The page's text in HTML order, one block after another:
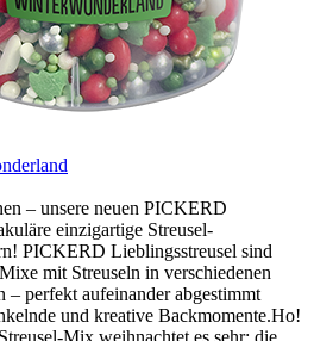
– unsere neuen PICKERD
einzigartige Streusel-
PICKERD Lieblingsstreusel sind
mit Streuseln in verschiedenen
– perfekt aufeinander abgestimmt
und kreative Backmomente.Ho!